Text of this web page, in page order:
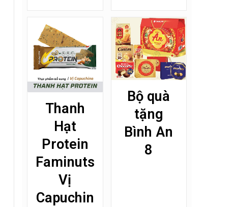
Thanh
Hạt
Protein
Faminuts
Vị
Capuchin
Bộ quà
tặng
Bình An
8